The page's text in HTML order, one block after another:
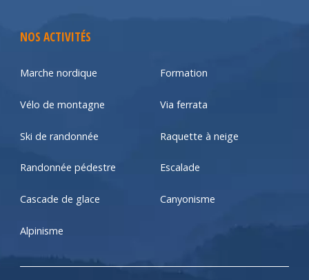
NOS ACTIVITÉS
Marche nordique Formation
Vélo de montagne Via ferrata
Ski de randonnée Raquette à neige
Randonnée pédestre Escalade
Cascade de glace Canyonisme
Alpinisme